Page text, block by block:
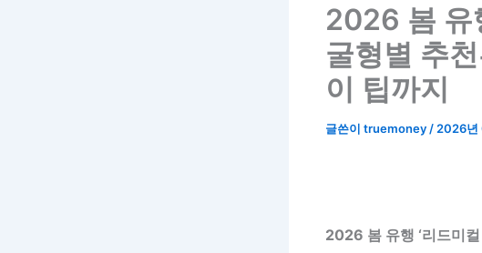
2026 봄 유
굴형별 추
이 팁까지
글쓴이 truemoney / 2026년
2026 봄 유행 ‘리드미